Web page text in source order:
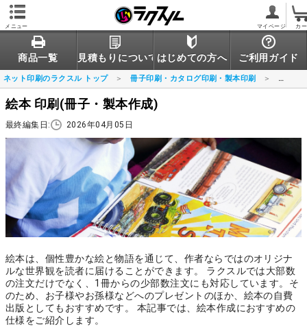
メニュー マイページ カ
商品一覧 見積もりについてはじめての方へ ご利用ガイド
ネット印刷のラクスル トップ 冊子印刷・カタログ印刷・製本印刷 絵本の
絵本 印刷(冊子・製本作成)
最終編集日: 2026年04月05日
絵本は、個性豊かな絵と物語を通じて、作者ならではのオリジナ
ルな世界観を読者に届けることができます。 ラクスルでは大部数
の注文だけでなく、1冊からの少部数注文にも対応しています。そ
のため、お子様やお孫様などへのプレゼントのほか、絵本の自費
出版としてもおすすめです。 本記事では、絵本作成におすすめの
仕様をご紹介します。